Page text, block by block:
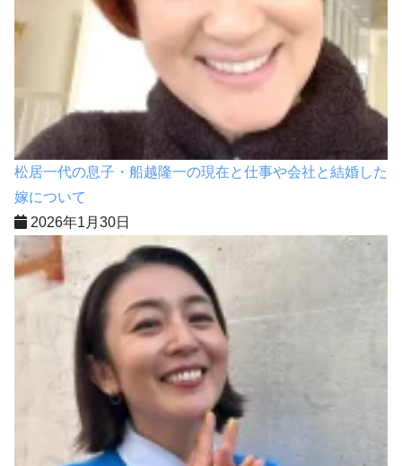
松居一代の息子・船越隆一の現在と仕事や会社と結婚した
嫁について
2026年1月30日